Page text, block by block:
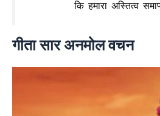
कि हमारा अस्तित्व
गीता सार अनमोल वचन